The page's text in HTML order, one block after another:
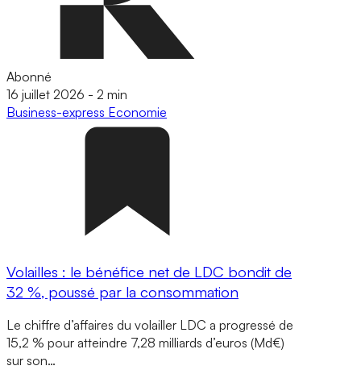
Abonné
16 juillet 2026 - 2 min
Business-express Economie
Volailles : le bénéfice net de LDC bondit de
32 %, poussé par la consommation
Le chiffre d’affaires du volailler LDC a progressé de
15,2 % pour atteindre 7,28 milliards d’euros (Md€)
sur son…